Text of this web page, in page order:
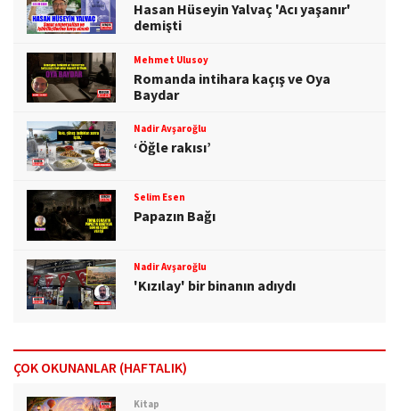
Hasan Hüseyin Yalvaç 'Acı yaşanır'
demişti
Mehmet Ulusoy
Romanda intihara kaçış ve Oya
Baydar
Nadir Avşaroğlu
‘Öğle rakısı’
Selim Esen
Papazın Bağı
Nadir Avşaroğlu
'Kızılay' bir binanın adıydı
ÇOK OKUNANLAR (HAFTALIK)
Kitap